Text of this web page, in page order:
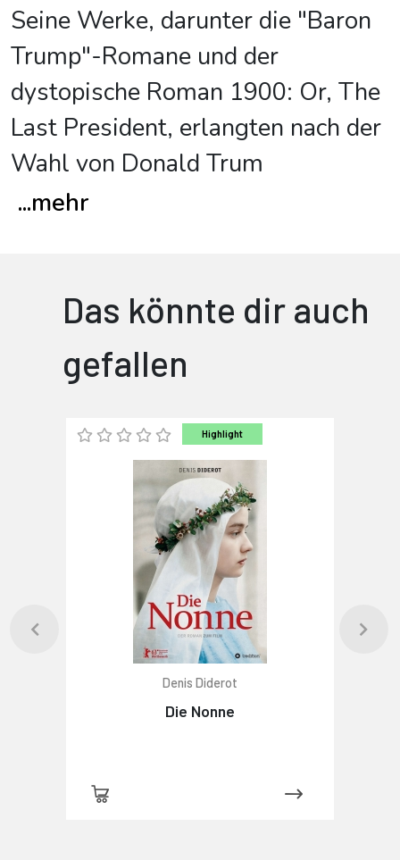
Seine Werke, darunter die "Baron
Trump"-Romane und der
dystopische Roman 1900: Or, The
Last President, erlangten nach der
Wahl von Donald Trum
...mehr
Das könnte dir auch
gefallen
Highlight
Denis Diderot
Die Nonne